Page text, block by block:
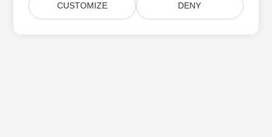
CUSTOMIZE DENY